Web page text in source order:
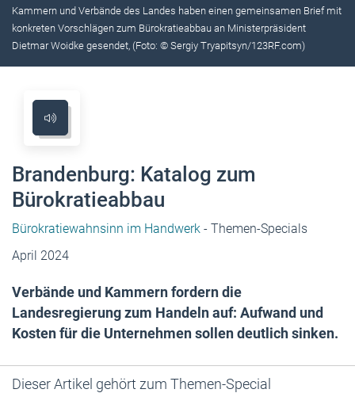
Kammern und Verbände des Landes haben einen gemeinsamen Brief mit
konkreten Vorschlägen zum Bürokratieabbau an Ministerpräsident
Dietmar Woidke gesendet, (Foto: © Sergiy Tryapitsyn/123RF.com)
Brandenburg: Katalog zum
Bürokratieabbau
Bürokratiewahnsinn im Handwerk - Themen-Specials
April 2024
Verbände und Kammern fordern die
Landesregierung zum Handeln auf: Aufwand und
Kosten für die Unternehmen sollen deutlich sinken.
Dieser Artikel gehört zum Themen-Special